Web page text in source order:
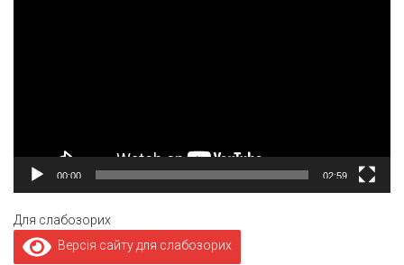
00:00 02:59
Для слабозорих
Версія сайту для слабозорих